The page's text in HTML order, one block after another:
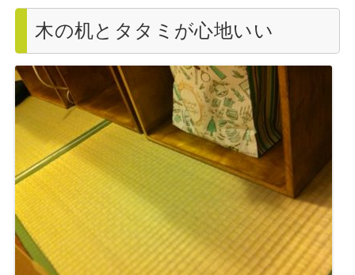
木の机とタタミが心地いい